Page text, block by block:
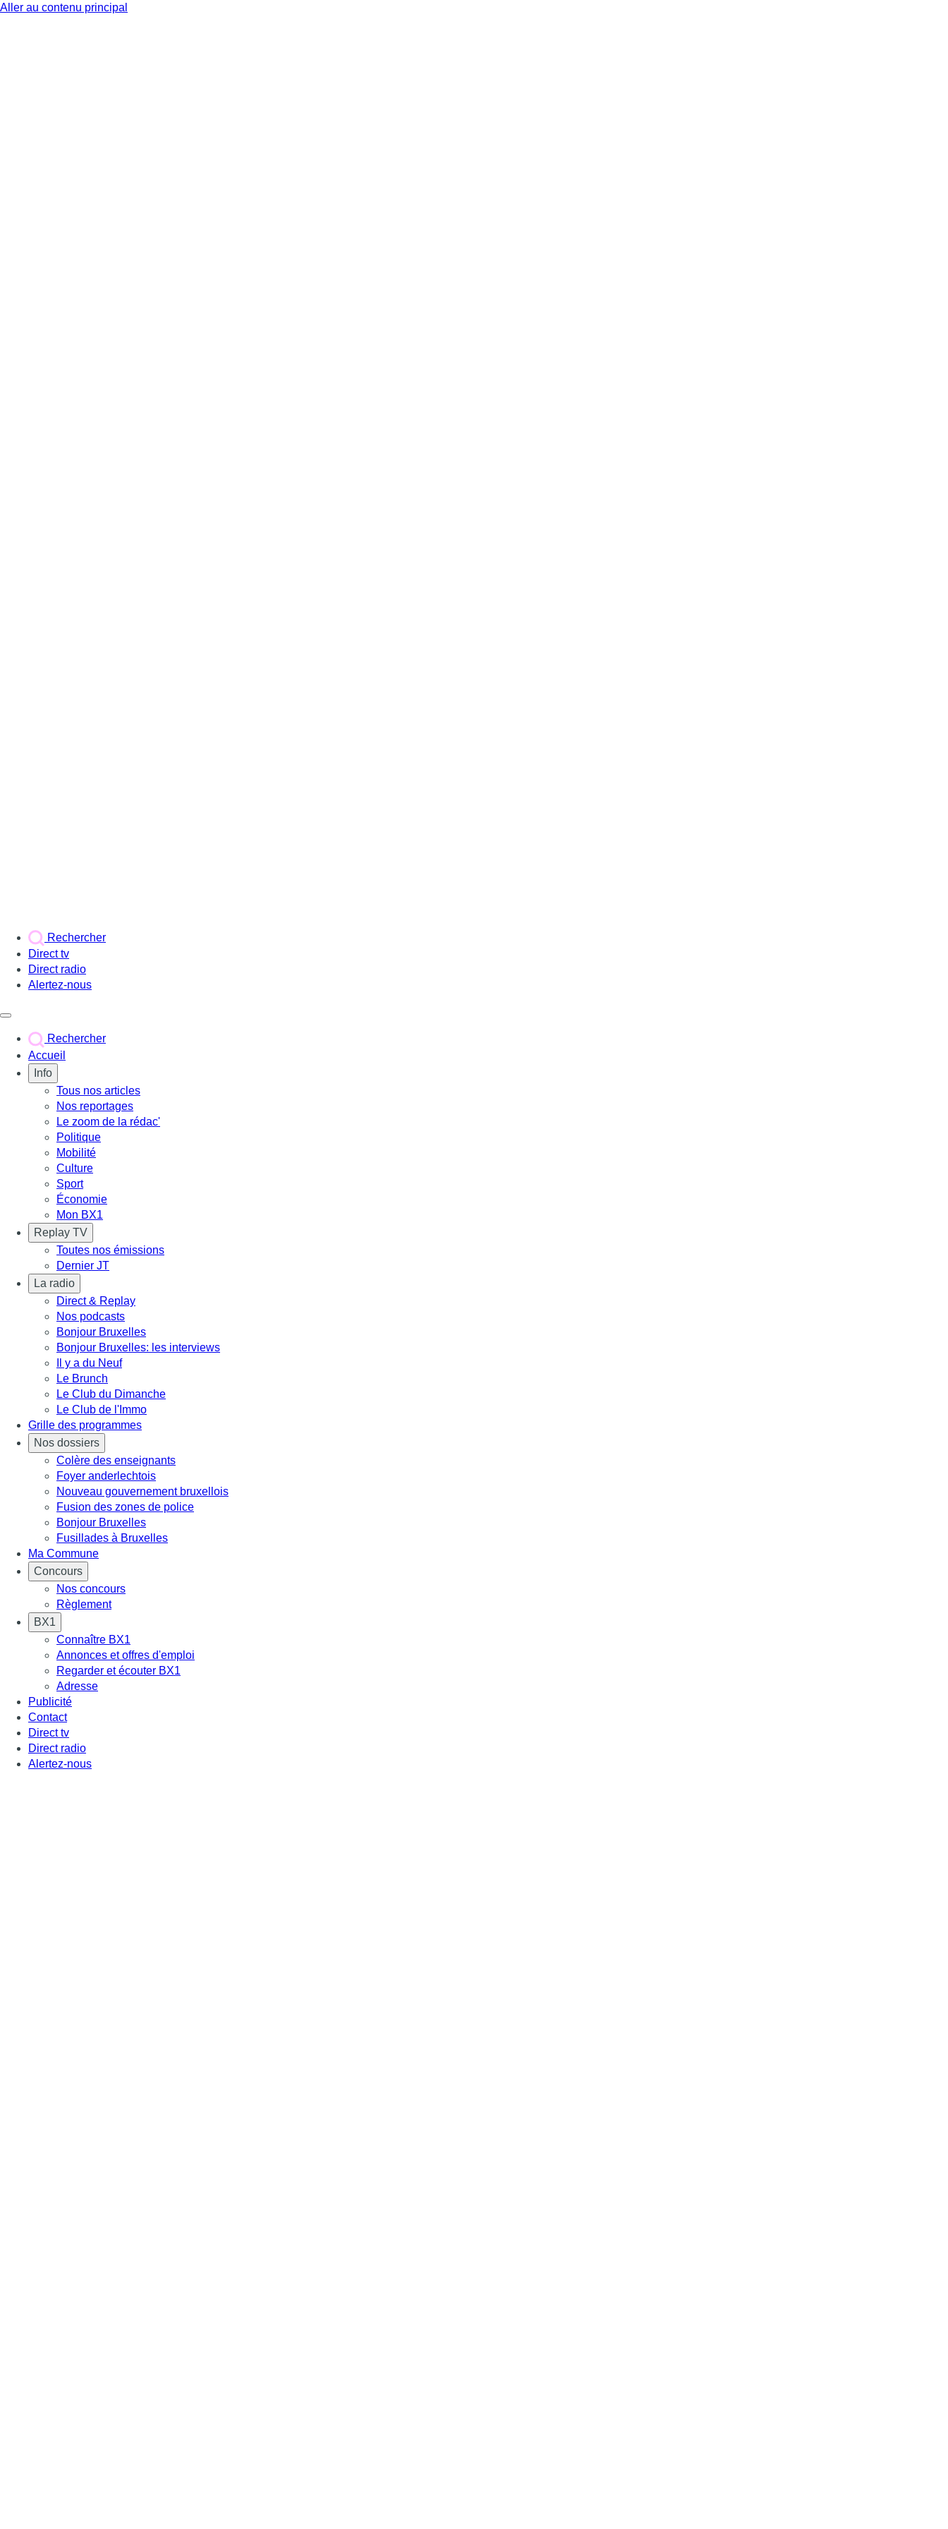
Aller au contenu principal
Rechercher
Direct tv
Direct radio
Alertez-nous
Rechercher
Accueil
Info
Tous nos articles
Nos reportages
Le zoom de la rédac'
Politique
Mobilité
Culture
Sport
Économie
Mon BX1
Replay TV
Toutes nos émissions
Dernier JT
La radio
Direct & Replay
Nos podcasts
Bonjour Bruxelles
Bonjour Bruxelles: les interviews
Il y a du Neuf
Le Brunch
Le Club du Dimanche
Le Club de l'Immo
Grille des programmes
Nos dossiers
Colère des enseignants
Foyer anderlechtois
Nouveau gouvernement bruxellois
Fusion des zones de police
Bonjour Bruxelles
Fusillades à Bruxelles
Ma Commune
Concours
Nos concours
Règlement
BX1
Connaître BX1
Annonces et offres d'emploi
Regarder et écouter BX1
Adresse
Publicité
Contact
Direct tv
Direct radio
Alertez-nous